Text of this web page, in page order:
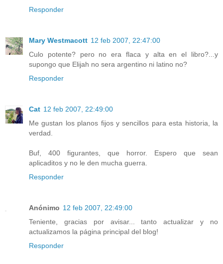
Responder
Mary Westmacott 12 feb 2007, 22:47:00
Culo potente? pero no era flaca y alta en el libro?...y
supongo que Elijah no sera argentino ni latino no?
Responder
Cat 12 feb 2007, 22:49:00
Me gustan los planos fijos y sencillos para esta historia, la
verdad.
Buf, 400 figurantes, que horror. Espero que sean
aplicaditos y no le den mucha guerra.
Responder
Anónimo 12 feb 2007, 22:49:00
Teniente, gracias por avisar... tanto actualizar y no
actualizamos la página principal del blog!
Responder